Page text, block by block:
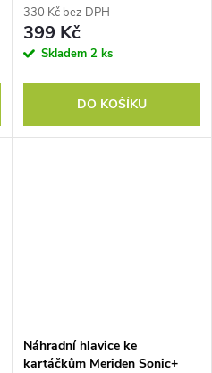
ZK4010, ZK4030, ZK4040,
Daily Clean, 4 ks
330 Kč bez DPH
399 Kč
Skladem 2 ks
DO KOŠÍKU
Náhradní hlavice ke
kartáčkům Meriden Sonic+